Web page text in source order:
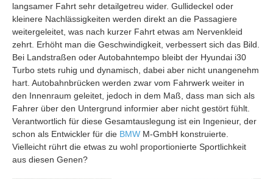
langsamer Fahrt sehr detailgetreu wider. Gullideckel oder
kleinere Nachlässigkeiten werden direkt an die Passagiere
weitergeleitet, was nach kurzer Fahrt etwas am Nervenkleid
zehrt. Erhöht man die Geschwindigkeit, verbessert sich das Bild.
Bei Landstraßen oder Autobahntempo bleibt der Hyundai i30
Turbo stets ruhig und dynamisch, dabei aber nicht unangenehm
hart. Autobahnbrücken werden zwar vom Fahrwerk weiter in
den Innenraum geleitet, jedoch in dem Maß, dass man sich als
Fahrer über den Untergrund informier aber nicht gestört fühlt.
Verantwortlich für diese Gesamtauslegung ist ein Ingenieur, der
schon als Entwickler für die BMW M-GmbH konstruierte.
Vielleicht rührt die etwas zu wohl proportionierte Sportlichkeit
aus diesen Genen?